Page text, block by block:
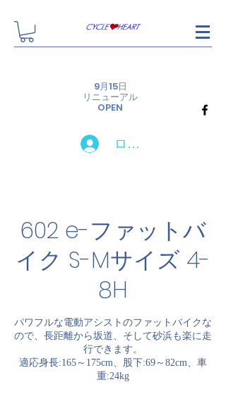
9月15日
リニューアル
OPEN
ログイン
602 e-ファットバ
イク S-Mサイズ 4-
8H
パワフルな電動アシストのファットバイクな
ので、長距離から坂道、そして砂浜も楽に走
行できます。
適応身長:165～175cm、股下:69～82cm、車
重:24kg